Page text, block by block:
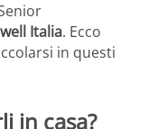
Italia. Ecco
in questi
in casa?